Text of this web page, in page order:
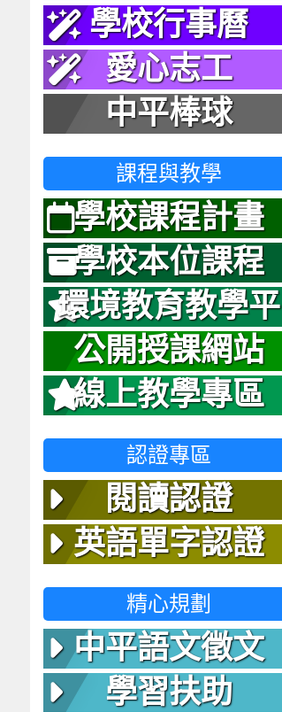
學校行事曆
愛心志工
中平棒球
課程與教學
學校課程計畫
學校本位課程
環境教育教學平
台
公開授課網站
線上教學專區
認證專區
閱讀認證
英語單字認證
精心規劃
中平語文徵文
學習扶助